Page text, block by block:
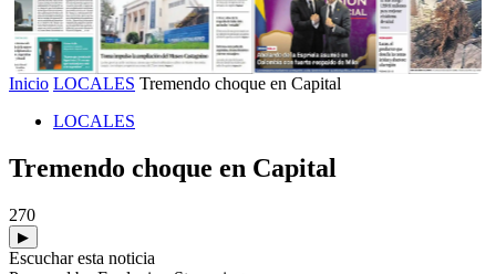
Inicio LOCALES Tremendo choque en Capital
LOCALES
Tremendo choque en Capital
270
▶
Escuchar esta noticia